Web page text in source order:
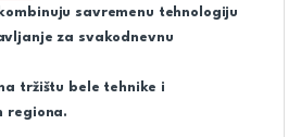
savremenu tehnologiju
za svakodnevnu
tržištu bele tehnike i
regiona.